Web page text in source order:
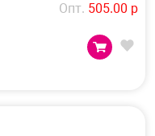
Опт. 505.00 р